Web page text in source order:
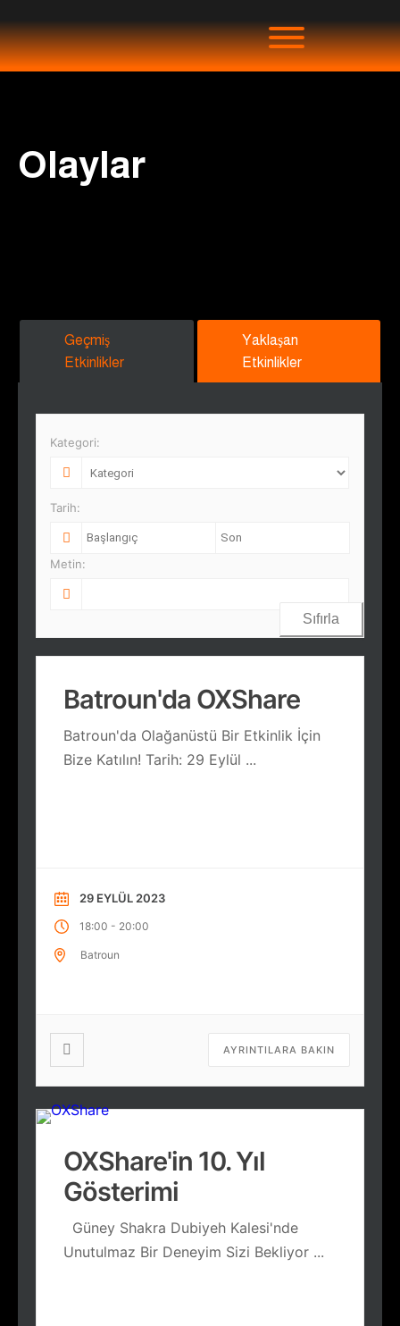
Olaylar
Geçmiş
Etkinlikler
Yaklaşan
Etkinlikler
Kategori:
Tarih:
Metin:
Sıfırla
Batroun'da OXShare
Batroun'da Olağanüstü Bir Etkinlik İçin
Bize Katılın! Tarih: 29 Eylül ...
29 EYLÜL 2023
18:00 - 20:00
Batroun
AYRINTILARA BAKIN
OXShare'in 10. Yıl
Gösterimi
Güney Shakra Dubiyeh Kalesi'nde
Unutulmaz Bir Deneyim Sizi Bekliyor ...